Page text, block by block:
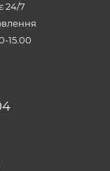
24/7
15.00